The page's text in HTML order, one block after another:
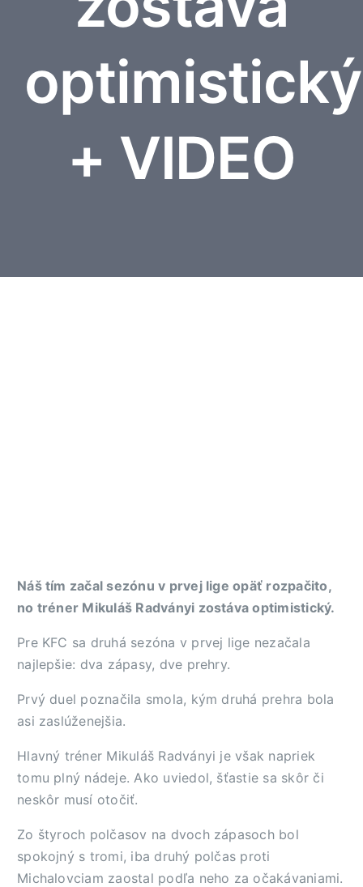
Médiá
Membership
optimistický
+ VIDEO
Náš tím začal sezónu v prvej lige opäť rozpačito,
no tréner Mikuláš Radványi zostáva optimistický.
Pre KFC sa druhá sezóna v prvej lige nezačala
najlepšie: dva zápasy, dve prehry.
Prvý duel poznačila smola, kým druhá prehra bola
asi zaslúženejšia.
Hlavný tréner Mikuláš Radványi je však napriek
tomu plný nádeje. Ako uviedol, šťastie sa skôr či
neskôr musí otočiť.
Zo štyroch polčasov na dvoch zápasoch bol
spokojný s tromi, iba druhý polčas proti
Michalovciam zaostal podľa neho za očakávaniami.